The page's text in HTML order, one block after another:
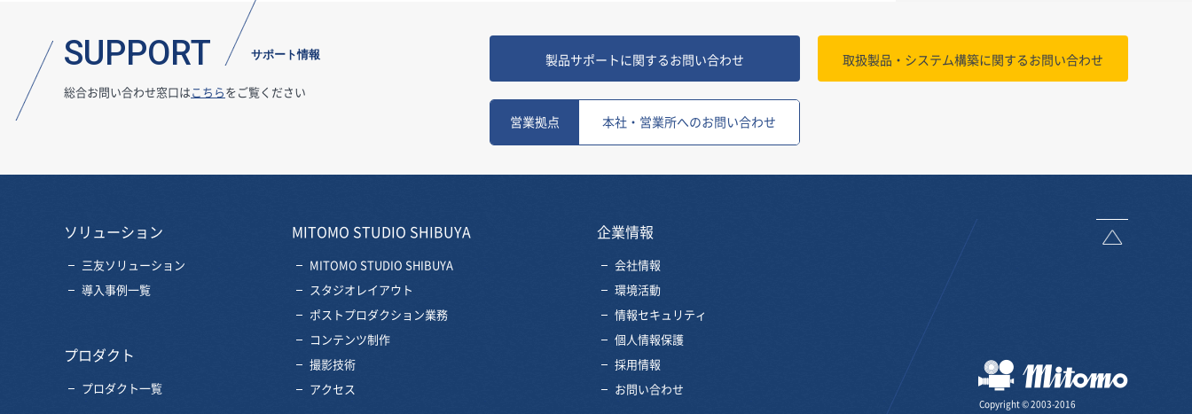
SUPPORT サポート情報
総合お問い合わせ窓口はこちらをご覧ください
製品サポートに関するお問い合わせ 取扱製品・システム構築に関するお問い合わせ
営業拠点 本社・営業所へのお問い合わせ
ソリューション
三友ソリューション
導入事例一覧
プロダクト
プロダクト一覧
MITOMO STUDIO SHIBUYA
MITOMO STUDIO SHIBUYA
スタジオレイアウト
ポストプロダクション業務
コンテンツ制作
撮影技術
アクセス
企業情報
会社情報
環境活動
情報セキュリティ
個人情報保護
採用情報
お問い合わせ
Copyright © 2003-2016